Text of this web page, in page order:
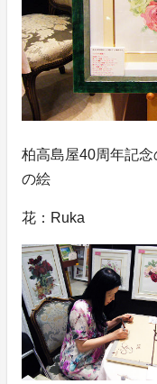
柏高島屋40周年記
の絵
花：Ruka